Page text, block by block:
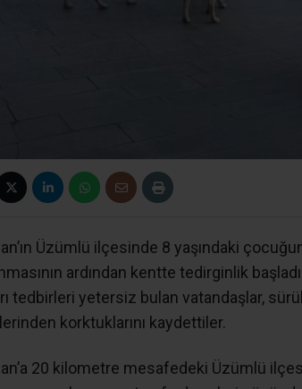
Üzümlü ilçesinde 8 yaşındaki
ardından kentte tedirginlik
tedbirleri yetersiz bulan vatandaşlar,
korktuklarını kaydettiler.
20 kilometre mesafedeki Üzümlü